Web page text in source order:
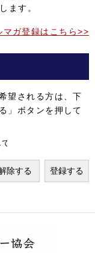
ます。
マガ登録はこちら>>
望される方は、下
」ボタンを押して